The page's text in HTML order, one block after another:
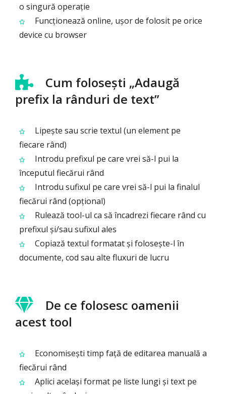
o singură operație
Funcționează online, ușor de folosit pe orice
device cu browser
Cum folosești „Adaugă
prefix la rânduri de text”
Lipește sau scrie textul (un element pe
fiecare rând)
Introdu prefixul pe care vrei să-l pui la
începutul fiecărui rând
Introdu sufixul pe care vrei să-l pui la finalul
fiecărui rând (opțional)
Rulează tool-ul ca să încadrezi fiecare rând cu
prefixul și/sau sufixul ales
Copiază textul formatat și folosește-l în
documente, cod sau alte fluxuri de lucru
De ce folosesc oamenii
acest tool
Economisești timp față de editarea manuală a
fiecărui rând
Aplici același format pe liste lungi și text pe